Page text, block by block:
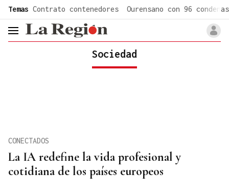
Temas Contrato contenedores Ourensano con 96 condenas
header.menu.open
Sociedad
La IA redefine la vida profesional y
cotidiana de los países europeos
CONECTADOS